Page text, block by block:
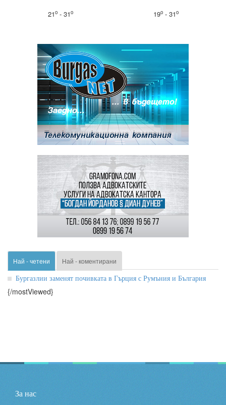
21o- 31o 19o- 31o
Най - четени Най - коментирани
Бургазлии заменят почивката в Гърция с Румъния и България
{/mostViewed}
За нас